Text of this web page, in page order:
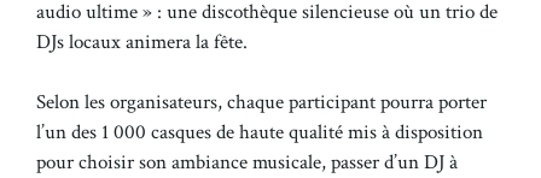
audio ultime » : une discothèque silencieuse où un trio de
DJs locaux animera la fête.
Selon les organisateurs, chaque participant pourra porter
l’un des 1 000 casques de haute qualité mis à disposition
pour choisir son ambiance musicale, passer d’un DJ à